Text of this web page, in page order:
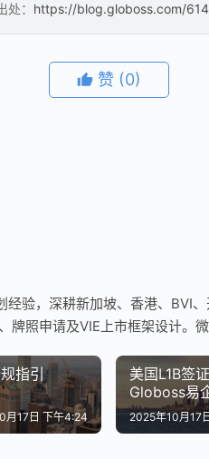
： https://blog.globoss.com/
赞 (0)
验，深耕新加坡、香港、BVI
牌照申请及VIE上市框架设计
指引
月17日 下午4:24
美国L1B签
Globoss易
2025年10月17